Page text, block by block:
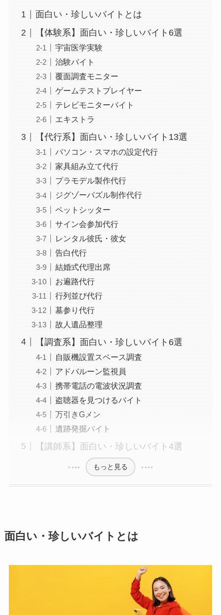
面白い・珍しいバイトとは
【体験系】面白い・珍しいバイト6選
宇宙医学実験
治験バイト
覆面調査モニター
ゲームテストプレイヤー
テレビモニターバイト
エキストラ
【代行系】面白い・珍しいバイト13選
パソコン・スマホの設定代行
家具組み立て代行
プラモデル製作代行
ジグゾーパズル制作代行
ペットシッター
サイン会参加代行
レンタル彼氏・彼女
告白代行
結婚式代理出席
お遍路代行
行列並び代行
墓参り代行
故人遺品整理
【調査系】面白い・珍しいバイト6選
自販機設置スペース調査
アドバルーン監視員
携帯電話の電波状況調査
盗聴器を見つけるバイト
万引きGメン
遺跡発掘バイト
【講師系】面白い・珍しいバイト4選
もっと見る
面白い・珍しいバイトとは